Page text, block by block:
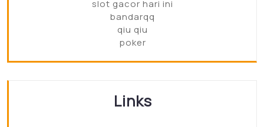
slot gacor hari ini
bandarqq
qiu qiu
poker
Links